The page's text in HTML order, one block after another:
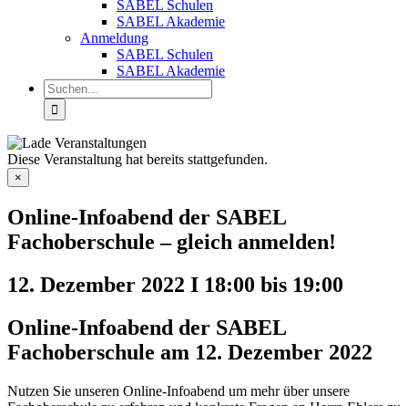
SABEL Schulen
SABEL Akademie
Anmeldung
SABEL Schulen
SABEL Akademie
Suche
nach:
Diese Veranstaltung hat bereits stattgefunden.
×
Online-Infoabend der SABEL
Fachoberschule – gleich anmelden!
12. Dezember 2022 I 18:00 bis 19:00
Online-Infoabend der SABEL
Fachoberschule am 12. Dezember 2022
Nutzen Sie unseren Online-Infoabend um mehr über unsere